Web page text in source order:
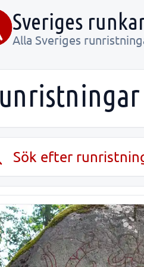
Sveriges
Alla Sveriges
Sök efter